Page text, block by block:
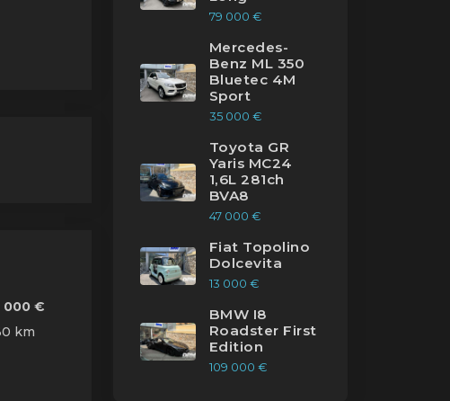
000 €
km
79 000 €
Mercedes-
Benz ML 350
Bluetec 4M
Sport
35 000 €
Toyota GR
Yaris MC24
1,6L 281ch
BVA8
47 000 €
Fiat Topolino
Dolcevita
13 000 €
BMW I8
Roadster First
Edition
109 000 €